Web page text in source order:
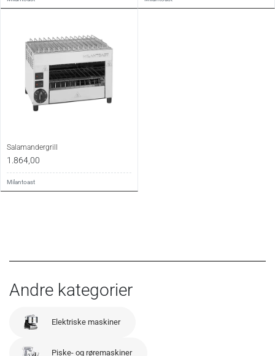
Salamandergrill
1.864,00
Milantoast
Andre kategorier
Elektriske maskiner
Piske- og røremaskiner